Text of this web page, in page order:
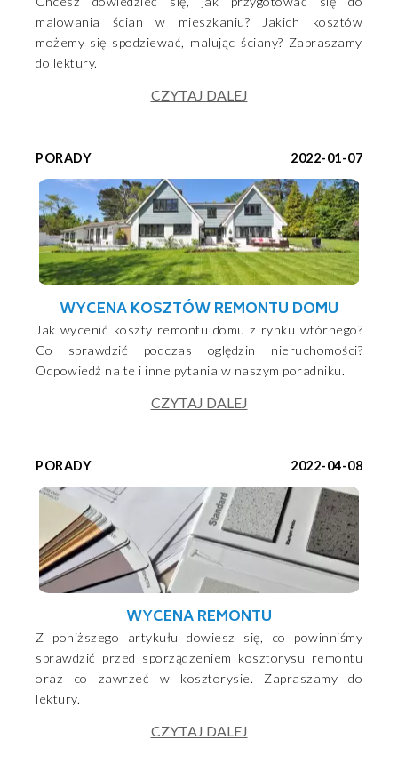
malowania ścian w mieszkaniu? Jakich kosztów
możemy się spodziewać, malując ściany? Zapraszamy
do lektury.
CZYTAJ DALEJ
PORADY 2022-01-07
WYCENA KOSZTÓW REMONTU DOMU
Jak wycenić koszty remontu domu z rynku wtórnego?
Co sprawdzić podczas oględzin nieruchomości?
Odpowiedź na te i inne pytania w naszym poradniku.
CZYTAJ DALEJ
PORADY 2022-04-08
WYCENA REMONTU
Z poniższego artykułu dowiesz się, co powinniśmy
sprawdzić przed sporządzeniem kosztorysu remontu
oraz co zawrzeć w kosztorysie. Zapraszamy do
lektury.
CZYTAJ DALEJ